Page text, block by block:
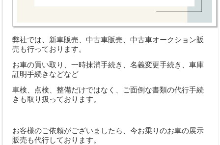
中古車買取
メールでのお問い合わせ
個人情報の取扱いについて
弊社では、新車販売、中古車販売、中古車オークション販
売も行っております。
お車の買い取り、一時抹消手続き、名義変更手続き、車庫
証明手続きなどなど
車検、点検、整備だけではなく、ご面倒な書類の代行手続
きも取り扱っております。
お客様のご依頼がございましたら、今お乗りのお車の展示
販売も代行しております。